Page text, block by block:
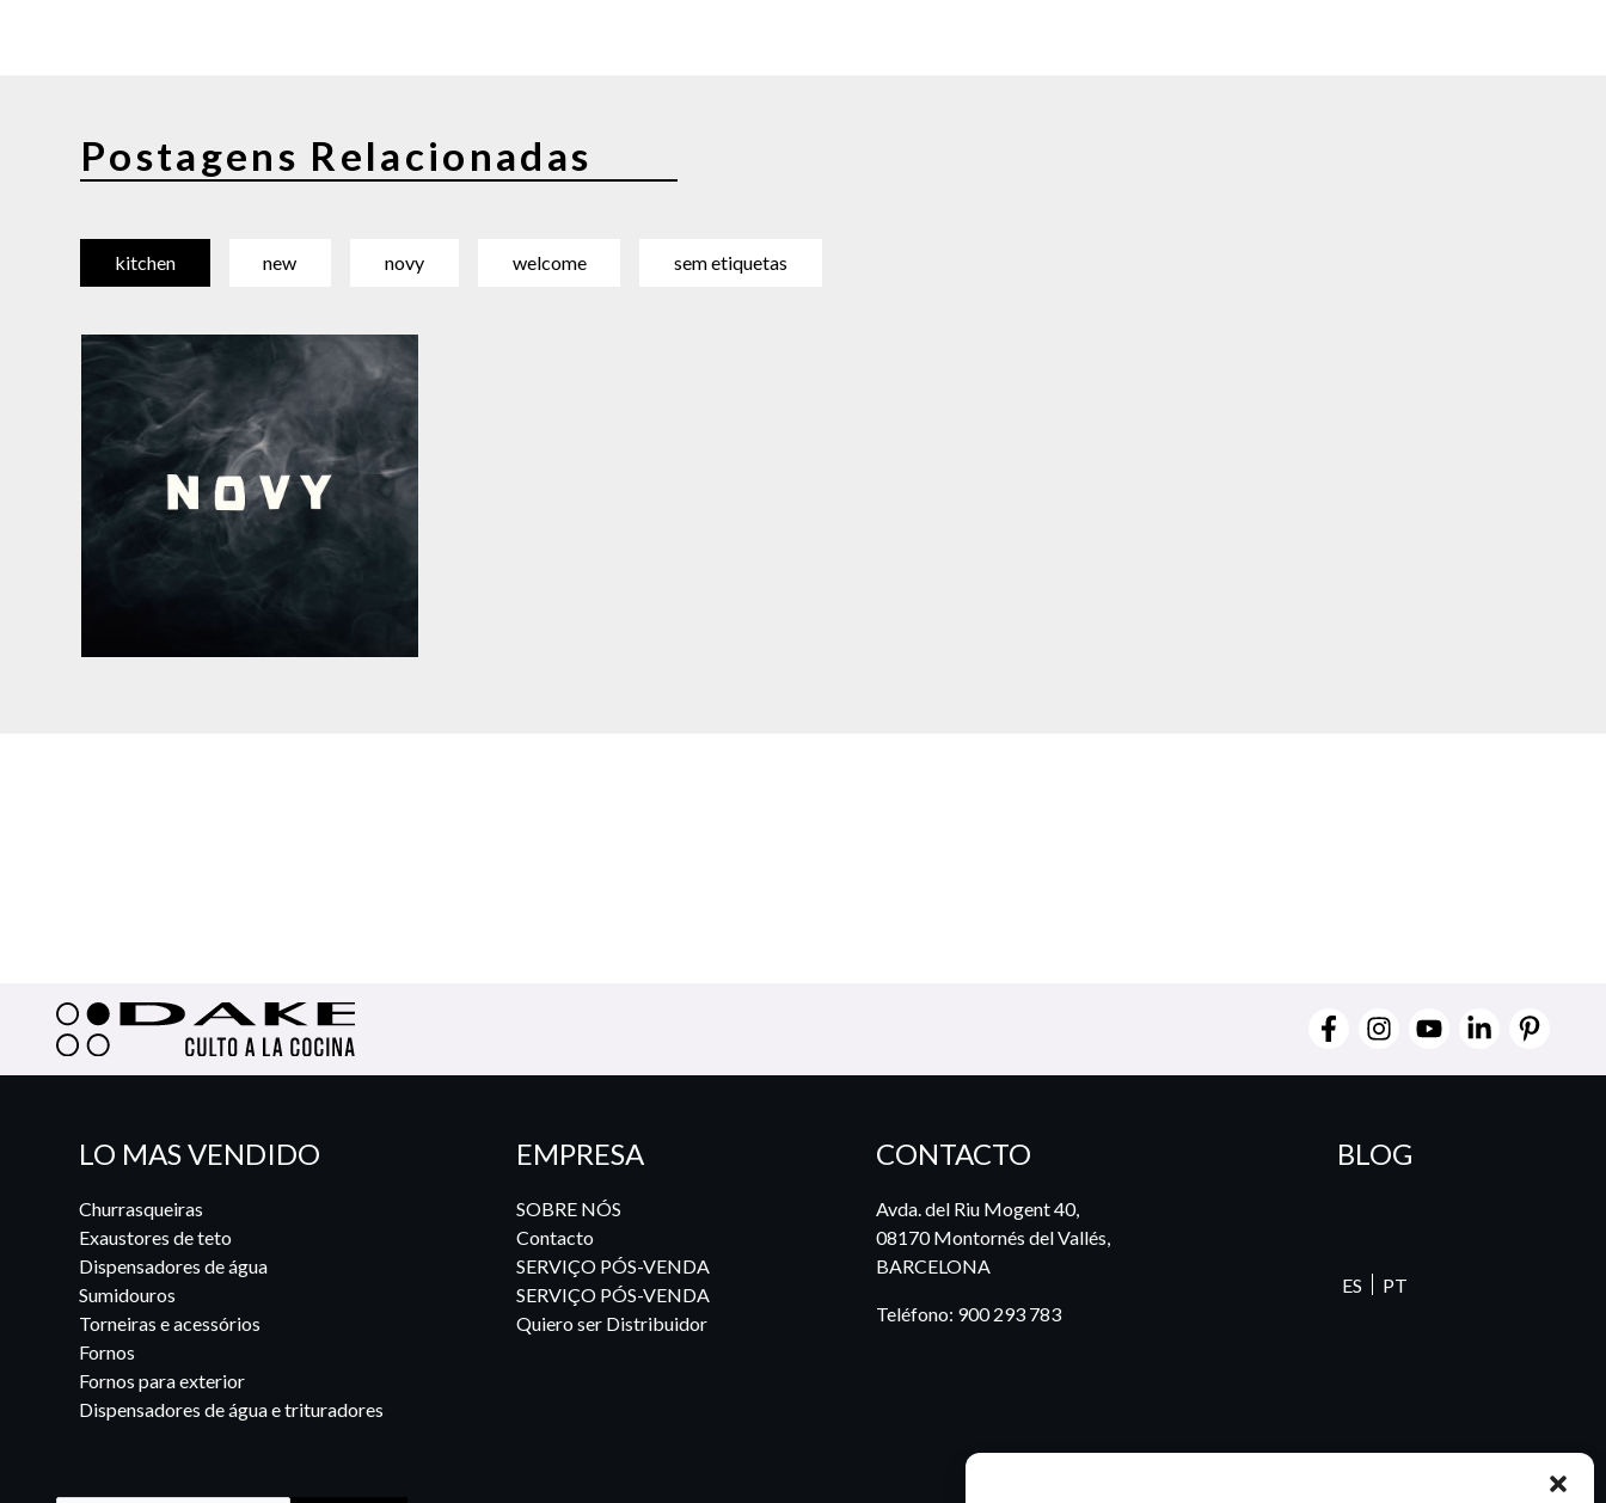
Postagens Relacionadas
kitchen new novy welcome sem etiquetas
LO MAS VENDIDO
Churrasqueiras
Exaustores de teto
Dispensadores de água
Sumidouros
Torneiras e acessórios
Fornos
Fornos para exterior
Dispensadores de água e trituradores
EMPRESA
SOBRE NÓS
Contacto
SERVIÇO PÓS-VENDA
SERVIÇO PÓS-VENDA
Quiero ser Distribuidor
CONTACTO
Avda. del Riu Mogent 40,
08170 Montornés del Vallés,
BARCELONA
Teléfono: 900 293 783
BLOG
ES PT